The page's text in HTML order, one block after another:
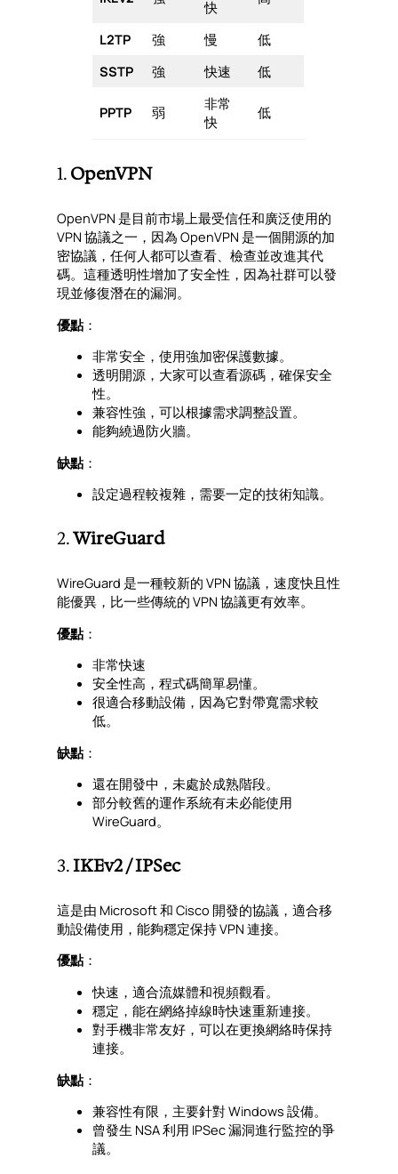
快
L2TP 強 慢
低
SSTP
強 快速 低
PPTP 弱
非常
快
低
1.OpenVPN
OpenVPN 是目前市場上最受信任和廣泛使用的
VPN 協議之一，因為 OpenVPN 是一個開源的加
密協議，任何人都可以查看、檢查並改進其代
碼。這種透明性增加了安全性，因為社群可以發
現並修復潛在的漏洞。
優點 ：
非常安全，使用強加密保護數據。
透明開源，大家可以查看源碼，確保安全
性。
兼容性強，可以根據需求調整設置。
能夠繞過防火牆。
缺點 ：
設定過程較複雜，需要一定的技術知識。
2.WireGuard
WireGuard 是一種較新的 VPN 協議，速度快且性
能優異，比一些傳統的 VPN 協議更有效率。
優點 ：
非常快速
安全性高，程式碼簡單易懂。
很適合移動設備，因為它對帶寬需求較
低。
缺點 ：
還在開發中，未處於成熟階段。
部分較舊的運作系統有未必能使用
WireGuard。
3.IKEv2 / IPSec
這是由 Microsoft 和 Cisco 開發的協議，適合移
動設備使用，能夠穩定保持 VPN 連接。
優點 ：
快速，適合流媒體和視頻觀看。
穩定，能在網絡掉線時快速重新連接。
對手機非常友好，可以在更換網絡時保持
連接。
缺點 ：
兼容性有限，主要針對 Windows 設備。
曾發生 NSA 利用 IPSec 漏洞進行監控的爭
議。